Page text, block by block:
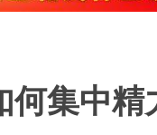
何集中精